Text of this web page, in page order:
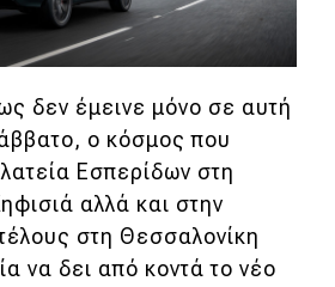
δεν έμεινε μόνο σε αυτή
ο κόσμος που
Εσπερίδων στη
αλλά και στην
στη Θεσσαλονίκη
να δει από κοντά το νέο